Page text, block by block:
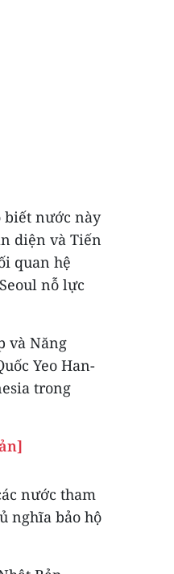
biết nước này
diện và Tiến
quan hệ
nỗ lực
và Năng
Yeo Han-
trong
nước tham
nghĩa bảo hộ